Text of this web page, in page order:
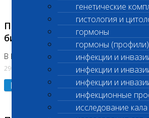
генетические
гистология и
гормоны
гормоны (профили)
инфекции и
инфекции и
инфекции и
инфекционные
исследование кала
Приостановлено выполнение
биохимических исследований
В Бутово 29.07.26
29.07.2026
Подробнее